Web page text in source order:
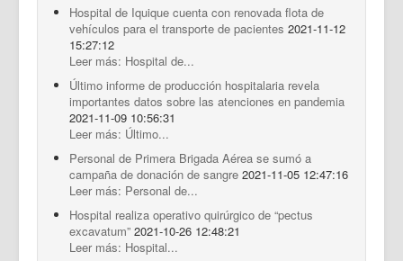
Hospital de Iquique cuenta con renovada flota de
vehículos para el transporte de pacientes 2021-11-12
15:27:12
Leer más: Hospital de...
Último informe de producción hospitalaria revela
importantes datos sobre las atenciones en pandemia
2021-11-09 10:56:31
Leer más: Último...
Personal de Primera Brigada Aérea se sumó a
campaña de donación de sangre 2021-11-05 12:47:16
Leer más: Personal de...
Hospital realiza operativo quirúrgico de “pectus
excavatum” 2021-10-26 12:48:21
Leer más: Hospital...